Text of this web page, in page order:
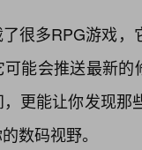
很多RPG游戏
能会推送最新
更能让你发现
数码视野。